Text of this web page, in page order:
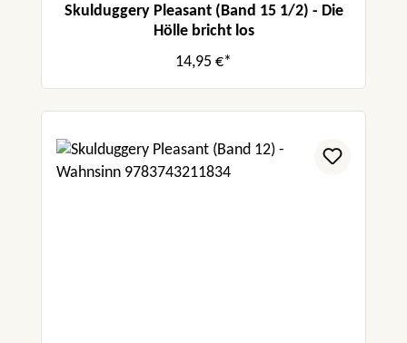
Skulduggery Pleasant (Band 15 1/2) - Die
Hölle bricht los
14,95 €*